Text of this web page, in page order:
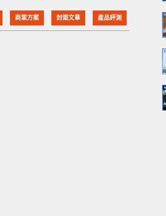
行製作一套合適自己需要的路
三方路由器作業系統例如
商業方案 封面文章 產品評測